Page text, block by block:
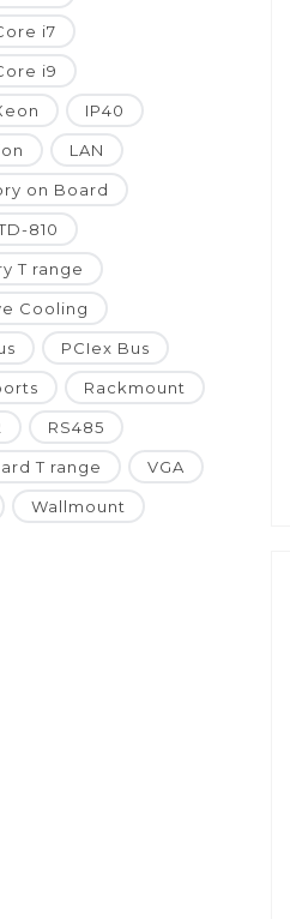
i7
i9
IP40
LAN
on Board
810
T range
Cooling
PCIex Bus
Rackmount
RS485
T range VGA
Wallmount